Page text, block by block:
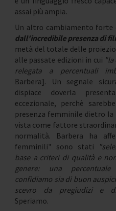
assai più ampia.
Un altro cambiamento forte
dall'incredibile presenza di
metà del totale delle
alle passate edizioni in cui "la
relegata a percentuali
Barbera]. Un segnale
dispiace doverla
eccezionale, perchè
presenza femminile dietro la
vista come fattore
normalità. Barbera ha
femminili" sono stati
base a criteri di qualità e
genere: una
confidiamo sia di buon
scevro da pregiudizi e
Speriamo.